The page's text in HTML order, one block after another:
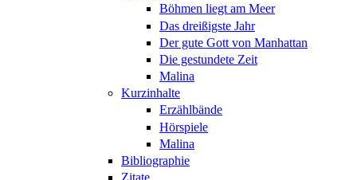
Böhmen liegt am Meer
Das dreißigste Jahr
Der gute Gott von Manhattan
Die gestundete Zeit
Malina
Kurzinhalte
Erzählbände
Hörspiele
Malina
Bibliographie